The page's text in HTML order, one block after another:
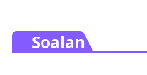
Soalan Lazim.